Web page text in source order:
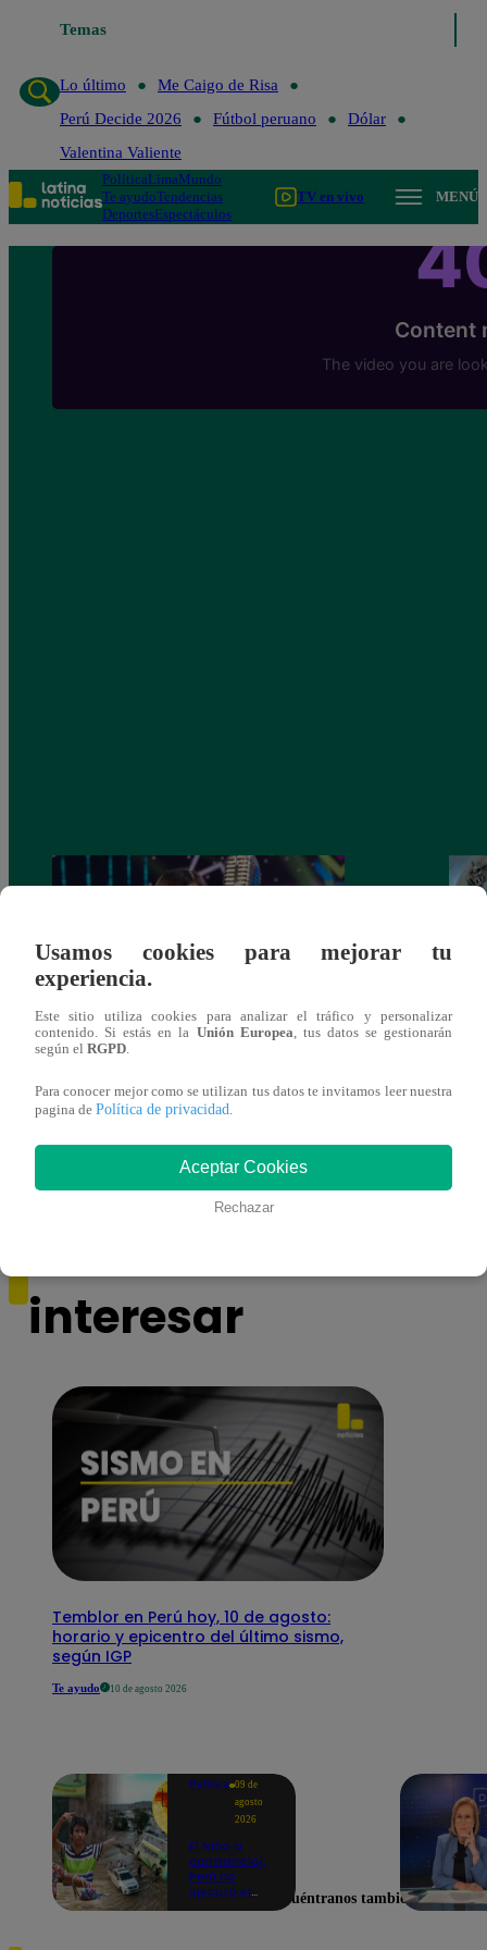
Temas
Lo último
Me Caigo de Risa
Perú Decide 2026
Fútbol peruano
Dólar
Valentina Valiente
PolíticaLimaMundo
Te ayudoTendencias
DeportesEspectáculos
TV en vivo MENÚ
¡Imitadora de Laura Pausini se consagró
ganadora de Yo Soy: Nueva Generación!
interesar
Temblor en Perú hoy, 10 de agosto:
horario y epicentro del último sismo,
según IGP
Te ayudo 10 de agosto 2026
Política 09 de
agosto
2026
El Niño a
contrarreloj:
Perú no
ejecutó el
Usamos cookies para mejorar tu
experiencia.
Este sitio utiliza cookies para analizar el tráfico y personalizar
contenido. Si estás en la Unión Europea, tus datos se gestionarán
según el RGPD.
Para conocer mejor como se utilizan tus datos te invitamos leer nuestra
pagina de Política de privacidad.
Aceptar Cookies
Rechazar
Encuéntranos también en